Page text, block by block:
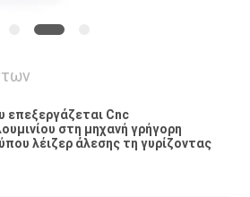
επεξεργάζεται Cnc
στη μηχανή γρήγορη
λέιζερ άλεσης τη γυρίζοντας